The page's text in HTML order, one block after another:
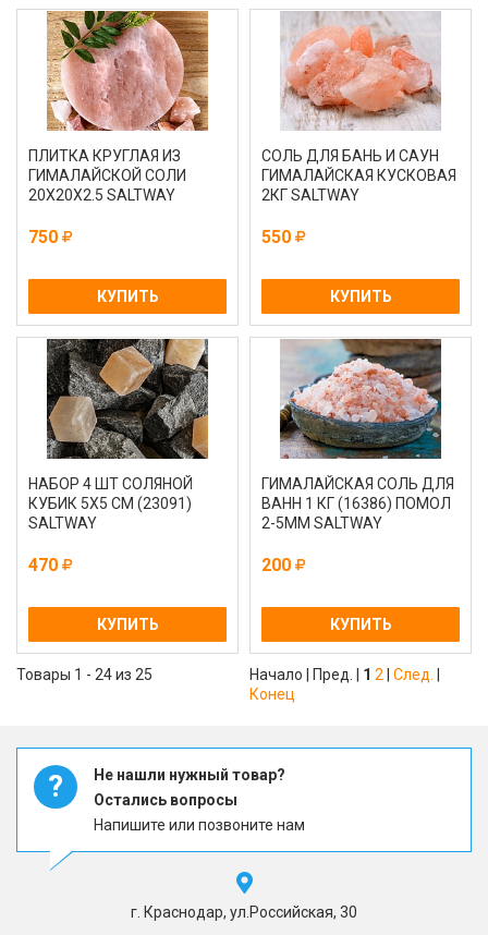
ПЛИТКА КРУГЛАЯ ИЗ
ГИМАЛАЙСКОЙ СОЛИ
20Х20Х2.5 SALTWAY
750
КУПИТЬ
СОЛЬ ДЛЯ БАНЬ И САУН
ГИМАЛАЙСКАЯ КУСКОВАЯ
2КГ SALTWAY
550
КУПИТЬ
НАБОР 4 ШТ СОЛЯНОЙ
КУБИК 5Х5 СМ (23091)
SALTWAY
470
КУПИТЬ
ГИМАЛАЙСКАЯ СОЛЬ ДЛЯ
ВАНН 1 КГ (16386) ПОМОЛ
2-5ММ SALTWAY
200
КУПИТЬ
Товары 1 - 24 из 25 Начало | Пред. | 1 2 След.
Конец
?
Не нашли нужный товар?
Остались вопросы
Напишите или позвоните нам
г. Краснодар, ул.Российская, 30